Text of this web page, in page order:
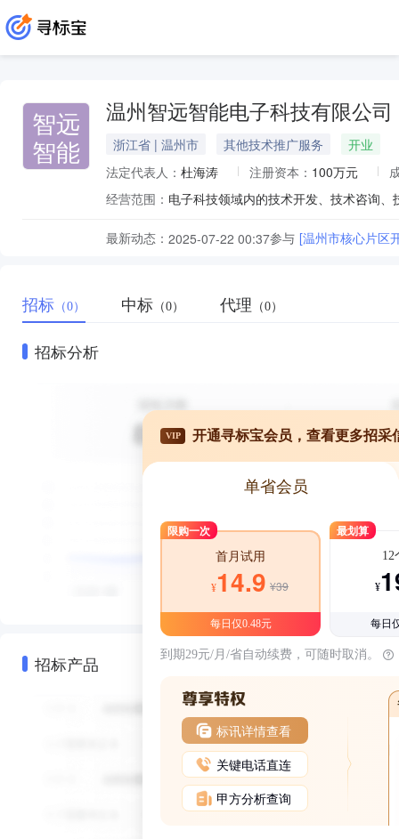
智远
智能
温州智远智能电子科技有限公司
浙江省 | 温州市 其他技术推广服务
开业
法定代表人： 杜海涛 注册资本： 100万元
经营范围：
最新动态： 2025-07-22 00:37参与 [温州市核心片区
招标 （0） 中标 （0） 代理 （0）
招标分析
招标产品
VIP 开通寻标宝会员，查看更多招采
单省会员
限购一次
首月试用
¥14.9 ¥39
每日仅0.48元
最划算
12
¥
每日
到期29元/月/省自动续费，可随时取消。
标讯详情查看
关键电话直连
甲方分析查询